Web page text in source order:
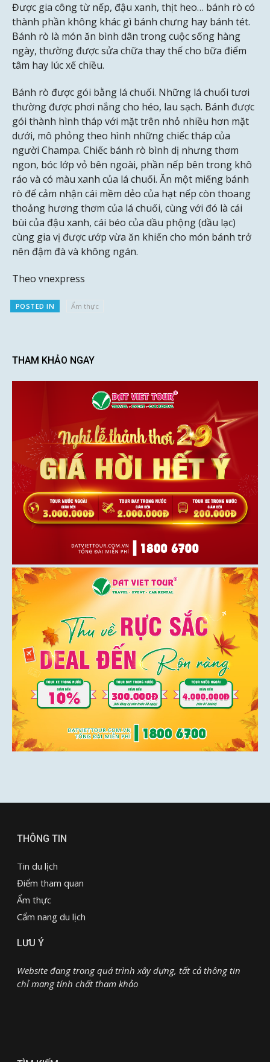
Được gia công từ nếp, đậu xanh, thịt heo… bánh rò có
thành phần không khác gì bánh chưng hay bánh tét.
Bánh rò là món ăn bình dân trong cuộc sống hàng
ngày, thường được sửa chữa thay thế cho bữa điểm
tâm hay lúc xế chiều.
Bánh rò được gói bằng lá chuối. Những lá chuối tươi
thường được phơi nắng cho héo, lau sạch. Bánh được
gói thành hình tháp với mặt trên nhỏ nhiều hơn mặt
dưới, mô phỏng theo hình những chiếc tháp của
người Champa. Chiếc bánh rò bình dị nhưng thơm
ngon, bóc lớp vỏ bên ngoài, phần nếp bên trong khô
ráo và có màu xanh của lá chuối. Ăn một miếng bánh
rò để cảm nhận cái mềm dẻo của hạt nếp còn thoang
thoảng hương thơm của lá chuối, cùng với đó là cái
bùi của đậu xanh, cái béo của dầu phộng (dầu lạc)
cùng gia vị được ướp vừa ăn khiến cho món bánh trở
nên đậm đà và không ngán.
Theo vnexpress
POSTED IN Ẩm thực
THAM KHẢO NGAY
THÔNG TIN
Tin du lịch
Điểm tham quan
Ẩm thực
Cẩm nang du lịch
LƯU Ý
Website đang trong quá trình xây dựng, tất cả thông tin
chỉ mang tính chất tham khảo